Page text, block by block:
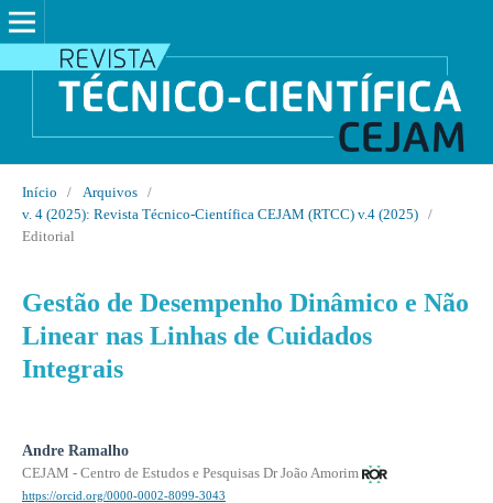
Início / Arquivos
/
v. 4 (2025): Revista Técnico-Científica CEJAM (RTCC) v.4 (2025)
/
Editorial
Gestão de Desempenho Dinâmico e Não
Linear nas Linhas de Cuidados
Integrais
Andre Ramalho
CEJAM - Centro de Estudos e Pesquisas Dr João Amorim
https://orcid.org/0000-0002-8099-3043